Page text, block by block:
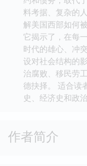
料考据、复杂的
解美国西部如何
它揭示了，在每
时代的雄心、冲
设对社会结构的
治腐败、移民劳
德抉择。 适合读
史、经济史和政
作者简介